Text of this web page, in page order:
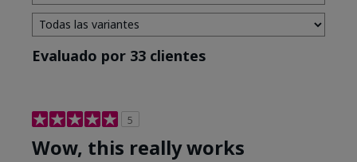
Evaluado por 33 clientes
5
Wow, this really works